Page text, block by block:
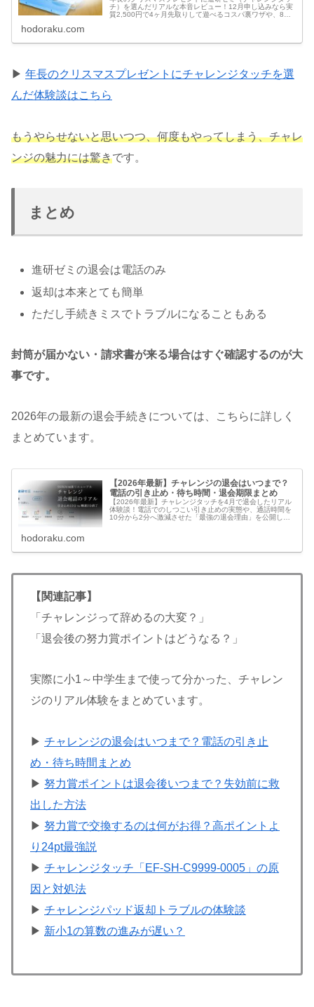
チ）を選んだリアルな本音レビュー！12月申し込みなら実
質2,500円で4ヶ月先取りして遊べるコスパ裏ワザや、8年
hodoraku.com
▶ 年長のクリスマスプレゼントにチャレンジタッチを選
んだ体験談はこちら
もうやらせないと思いつつ、何度もやってしまう、チャレ
ンジの魅力には驚きです。
まとめ
進研ゼミの退会は電話のみ
返却は本来とても簡単
ただし手続きミスでトラブルになることもある
封筒が届かない・請求書が来る場合はすぐ確認するのが大
事です。
2026年の最新の退会手続きについては、こちらに詳しく
まとめています。
【2026年最新】チャレンジの退会はいつまで？
電話の引き止め・待ち時間・退会期限まとめ
【2026年最新】チャレンジタッチを4月で退会したリアル
体験談！電話でのしつこい引き止めの実態や、通話時間を
10分から2分へ激減させた「最強の退会理由」を公開しま
hodoraku.com
【関連記事】
「チャレンジって辞めるの大変？」
「退会後の努力賞ポイントはどうなる？」
実際に小1～中学生まで使って分かった、チャレン
ジのリアル体験をまとめています。
▶ チャレンジの退会はいつまで？電話の引き止
め・待ち時間まとめ
▶ 努力賞ポイントは退会後いつまで？失効前に救
出した方法
▶ 努力賞で交換するのは何がお得？高ポイントよ
り24pt最強説
▶ チャレンジタッチ「EF-SH-C9999-0005」の原
因と対処法
▶ チャレンジパッド返却トラブルの体験談
▶ 新小1の算数の進みが遅い？